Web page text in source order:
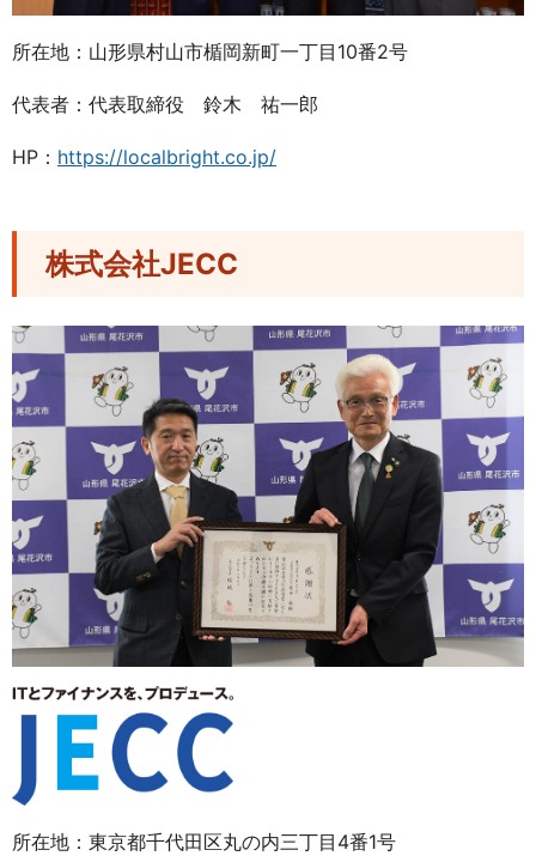
所在地：山形県村山市楯岡新町一丁目10番2号
代表者：代表取締役 鈴木 祐一郎
HP： https://localbright.co.jp/
株式会社JECC
所在地：東京都千代田区丸の内三丁目4番1号